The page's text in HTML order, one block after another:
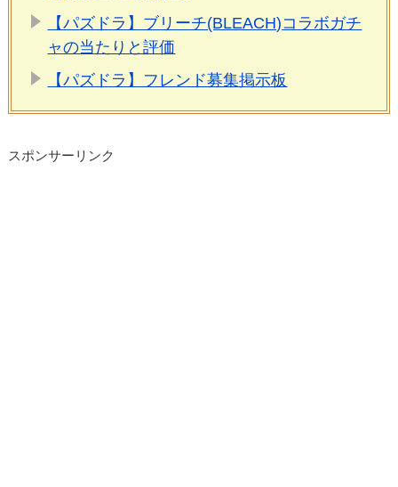
【パズドラ】ブリーチ(BLEACH)コラボガチ
ャの当たりと評価
【パズドラ】フレンド募集掲示板
スポンサーリンク